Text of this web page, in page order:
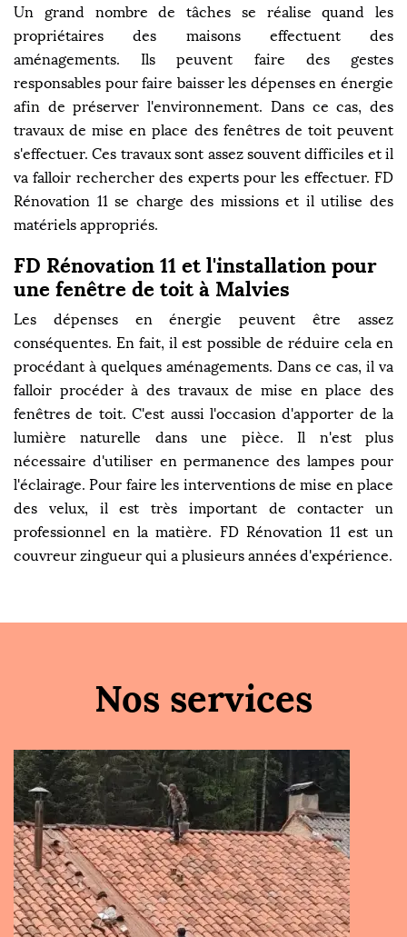
Un grand nombre de tâches se réalise quand les
propriétaires des maisons effectuent des
aménagements. Ils peuvent faire des gestes
responsables pour faire baisser les dépenses en énergie
afin de préserver l'environnement. Dans ce cas, des
travaux de mise en place des fenêtres de toit peuvent
s'effectuer. Ces travaux sont assez souvent difficiles et il
va falloir rechercher des experts pour les effectuer. FD
Rénovation 11 se charge des missions et il utilise des
matériels appropriés.
FD Rénovation 11 et l'installation pour
une fenêtre de toit à Malvies
Les dépenses en énergie peuvent être assez
conséquentes. En fait, il est possible de réduire cela en
procédant à quelques aménagements. Dans ce cas, il va
falloir procéder à des travaux de mise en place des
fenêtres de toit. C'est aussi l'occasion d'apporter de la
lumière naturelle dans une pièce. Il n'est plus
nécessaire d'utiliser en permanence des lampes pour
l'éclairage. Pour faire les interventions de mise en place
des velux, il est très important de contacter un
professionnel en la matière. FD Rénovation 11 est un
couvreur zingueur qui a plusieurs années d'expérience.
Nos services